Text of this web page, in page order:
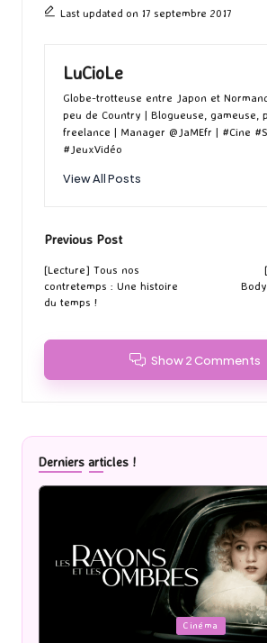
Last updated on 17 septembre 2017
LuCioLe
Globe-trotteuse entre Japon et
peu de Country | Blogueuse, gameuse,
freelance | Manager @JaMEfr | #Cine
#JeuxVidéo
View All Posts
Post
navigation
Previous Post
[Lecture] Tous nos
contretemps : Une histoire
du temps !
Show 2 Comments
Derniers articles !
Cinéma